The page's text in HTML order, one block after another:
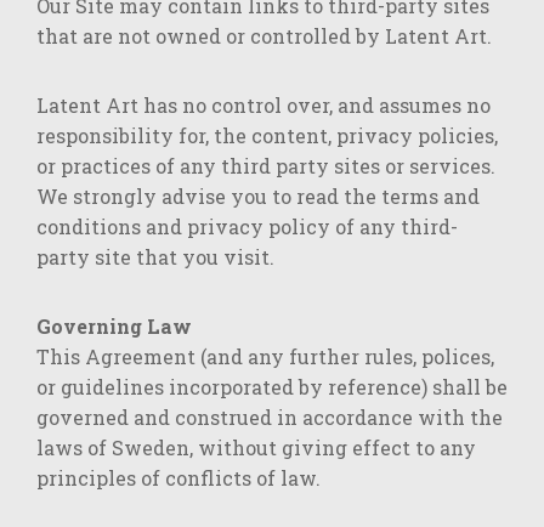
Our Site may contain links to third-party sites
that are not owned or controlled by Latent Art.
Latent Art has no control over, and assumes no
responsibility for, the content, privacy policies,
or practices of any third party sites or services.
We strongly advise you to read the terms and
conditions and privacy policy of any third-
party site that you visit.
Governing Law
This Agreement (and any further rules, polices,
or guidelines incorporated by reference) shall be
governed and construed in accordance with the
laws of Sweden, without giving effect to any
principles of conflicts of law.